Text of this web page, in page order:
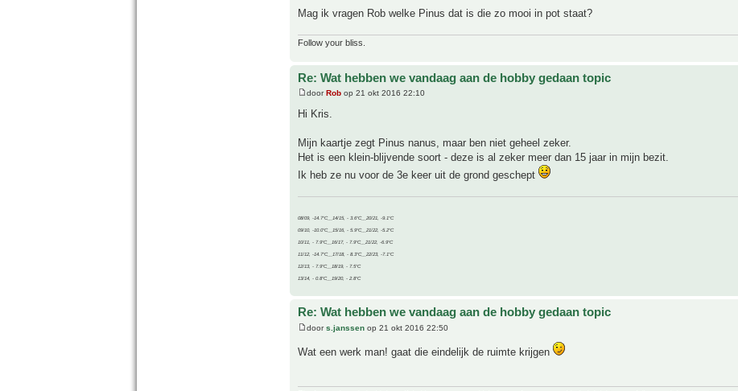
Mag ik vragen Rob welke Pinus dat is die zo mooi in pot staat?
Follow your bliss.
Re: Wat hebben we vandaag aan de hobby gedaan topic
door Rob op 21 okt 2016 22:10
Hi Kris.
Mijn kaartje zegt Pinus nanus, maar ben niet geheel zeker.
Het is een klein-blijvende soort - deze is al zeker meer dan 15 jaar in mijn bezit.
Ik heb ze nu voor de 3e keer uit de grond geschept
08/09, -14.7°C__14/15, - 3.6°C__20/21, -9.1°C
09/10, -10.0°C__15/16, - 5.9°C__21/22, -5.2°C
10/11, - 7.9°C__16/17, - 7.9°C__21/22, -6.9°C
11/12, -14.7°C__17/18, - 8.3°C__22/23, -7.1°C
12/13, - 7.9°C__18/19, - 7.5°C
13/14, - 0.8°C__19/20, - 2.8°C
Re: Wat hebben we vandaag aan de hobby gedaan topic
doors.janssen op 21 okt 2016 22:50
Wat een werk man! gaat die eindelijk de ruimte krijgen